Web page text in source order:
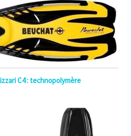
C4 : technopolymère